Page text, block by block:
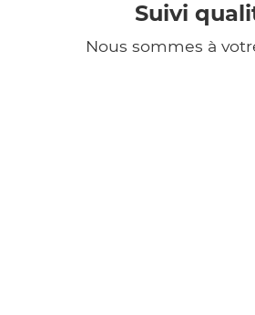
Suivi
Nous sommes à